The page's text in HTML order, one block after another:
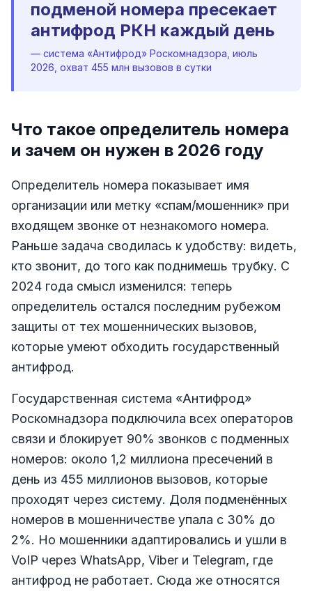
подменой номера пресекает
антифрод РКН каждый день
— система «Антифрод» Роскомнадзора, июль
2026, охват 455 млн вызовов в сутки
Что такое определитель номера
и зачем он нужен в 2026 году
Определитель номера показывает имя
организации или метку «спам/мошенник» при
входящем звонке от незнакомого номера.
Раньше задача сводилась к удобству: видеть,
кто звонит, до того как поднимешь трубку. С
2024 года смысл изменился: теперь
определитель остался последним рубежом
защиты от тех мошеннических вызовов,
которые умеют обходить государственный
антифрод.
Государственная система «Антифрод»
Роскомнадзора подключила всех операторов
связи и блокирует 90% звонков с подменных
номеров: около 1,2 миллиона пресечений в
день из 455 миллионов вызовов, которые
проходят через систему. Доля подменённых
номеров в мошенничестве упала с 30% до
2%. Но мошенники адаптировались и ушли в
VoIP через WhatsApp, Viber и Telegram, где
антифрод не работает. Сюда же относятся